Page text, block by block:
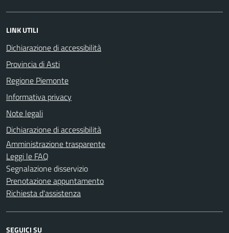
LINK UTILI
Dichiarazione di accessibilità
Provincia di Asti
Regione Piemonte
Informativa privacy
Note legali
Dichiarazione di accessibilità
Amministrazione trasparente
Leggi le FAQ
Segnalazione disservizio
Prenotazione appuntamento
Richiesta d'assistenza
SEGUICI SU